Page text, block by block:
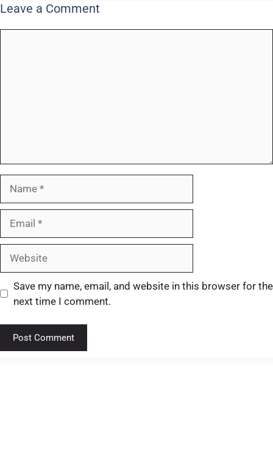
Leave a Comment
Save my name, email, and website in this browser for the
next time I comment.